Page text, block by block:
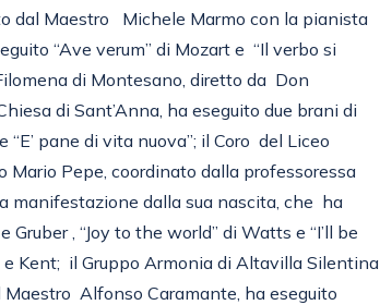
dal Maestro Michele Marmo con la pianista
“Ave verum” di Mozart e “Il verbo si
di Montesano, diretto da Don
di Sant’Anna, ha eseguito due brani di
pane di vita nuova”; il Coro del Liceo
Mario Pepe, coordinato dalla professoressa
manifestazione dalla sua nascita, che ha
, “Joy to the world” di Watts e “I’ll be
e Kent; il Gruppo Armonia di Altavilla Silentina
Alfonso Caramante, ha eseguito